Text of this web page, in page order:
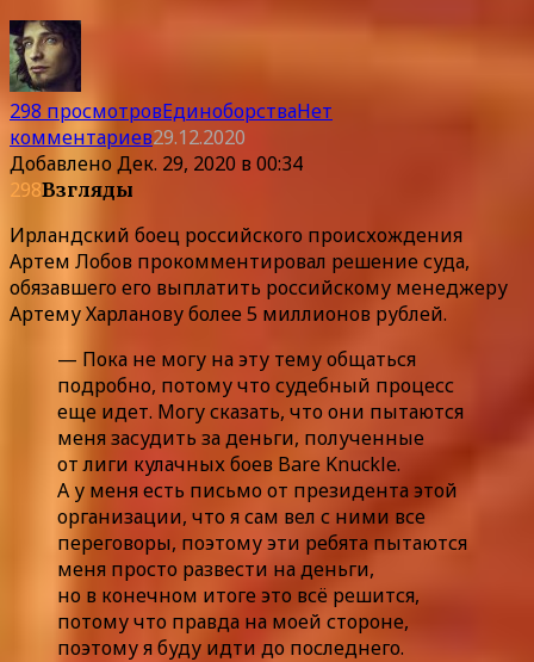
298 просмотровЕдиноборстваНет
комментариев29.12.2020
Добавлено Дек. 29, 2020 в 00:34
298Взгляды
Ирландский боец российского происхождения
Артем Лобов прокомментировал решение суда,
обязавшего его выплатить российскому менеджеру
Артему Харланову более 5 миллионов рублей.
— Пока не могу на эту тему общаться
подробно, потому что судебный процесс
еще идет. Могу сказать, что они пытаются
меня засудить за деньги, полученные
от лиги кулачных боев Bare Knuckle.
А у меня есть письмо от президента этой
организации, что я сам вел с ними все
переговоры, поэтому эти ребята пытаются
меня просто развести на деньги,
но в конечном итоге это всё решится,
потому что правда на моей стороне,
поэтому я буду идти до последнего.